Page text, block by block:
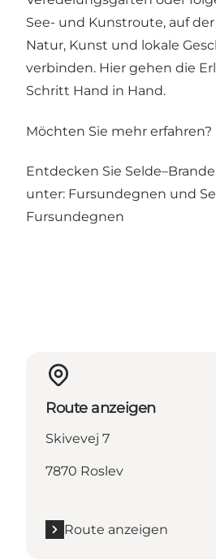
See- und Kunstroute, auf
Natur, Kunst und lokale
verbinden. Hier gehen die
Schritt Hand in Hand.
Möchten Sie mehr erfahren?
Entdecken Sie
unter: Fursundegnen und
Fursundegnen
Route anzeigen
Skivevej 7
7870 Roslev
Route anzeigen